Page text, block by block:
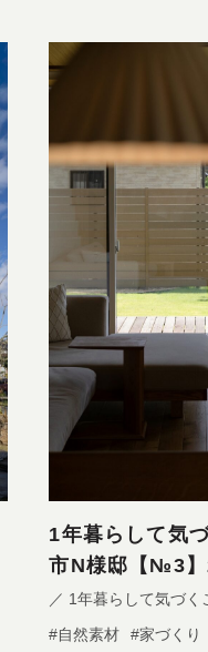
1年暮らして気
市N様邸【№3
／ 1年暮らして気づく
#自然素材
#家づくり